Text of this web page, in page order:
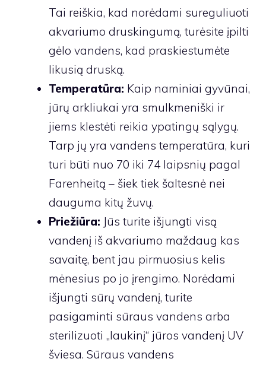
Tai reiškia, kad norėdami sureguliuoti
akvariumo druskingumą, turėsite įpilti
gėlo vandens, kad praskiestumėte
likusią druską.
Temperatūra: Kaip naminiai gyvūnai,
jūrų arkliukai yra smulkmeniški ir
jiems klestėti reikia ypatingų sąlygų.
Tarp jų yra vandens temperatūra, kuri
turi būti nuo 70 iki 74 laipsnių pagal
Farenheitą – šiek tiek šaltesnė nei
dauguma kitų žuvų.
Priežiūra: Jūs turite išjungti visą
vandenį iš akvariumo maždaug kas
savaitę, bent jau pirmuosius kelis
mėnesius po jo įrengimo. Norėdami
išjungti sūrų vandenį, turite
pasigaminti sūraus vandens arba
sterilizuoti „laukinį“ jūros vandenį UV
šviesa. Sūraus vandens